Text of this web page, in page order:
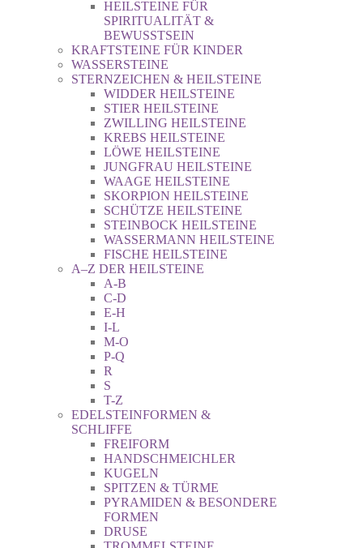
HEILSTEINE FÜR
SPIRITUALITÄT &
BEWUSSTSEIN
KRAFTSTEINE FÜR KINDER
WASSERSTEINE
STERNZEICHEN & HEILSTEINE
WIDDER HEILSTEINE
STIER HEILSTEINE
ZWILLING HEILSTEINE
KREBS HEILSTEINE
LÖWE HEILSTEINE
JUNGFRAU HEILSTEINE
WAAGE HEILSTEINE
SKORPION HEILSTEINE
SCHÜTZE HEILSTEINE
STEINBOCK HEILSTEINE
WASSERMANN HEILSTEINE
FISCHE HEILSTEINE
A–Z DER HEILSTEINE
A-B
C-D
E-H
I-L
M-O
P-Q
R
S
T-Z
EDELSTEINFORMEN &
SCHLIFFE
FREIFORM
HANDSCHMEICHLER
KUGELN
SPITZEN & TÜRME
PYRAMIDEN & BESONDERE
FORMEN
DRUSE